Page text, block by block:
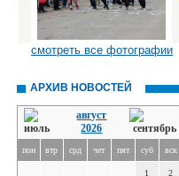
смотреть все фотографии
АРХИВ НОВОСТЕЙ
август
2026
пон втр срд чет пят суб вск
1 2